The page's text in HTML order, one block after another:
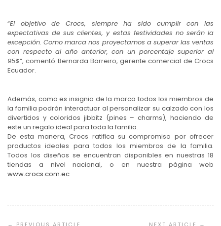
“El objetivo de Crocs, siempre ha sido cumplir con las
expectativas de sus clientes, y estas festividades no serán la
excepción. Como marca nos proyectamos a superar las ventas
con respecto al año anterior, con un porcentaje superior al
95%”, comentó Bernarda Barreiro, gerente comercial de Crocs
Ecuador.
Además, como es insignia de la marca todos los miembros de
la familia podrán interactuar al personalizar su calzado con los
divertidos y coloridos jibbitz (pines – charms), haciendo de
este un regalo ideal para toda la familia.
De esta manera, Crocs ratifica su compromiso por ofrecer
productos ideales para todos los miembros de la familia.
Todos los diseños se encuentran disponibles en nuestras 18
tiendas a nivel nacional, o en nuestra página web
www.crocs.com.ec